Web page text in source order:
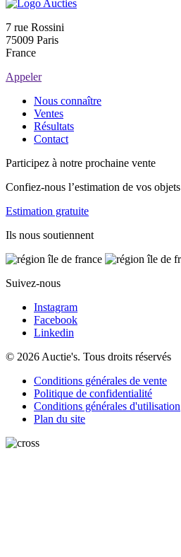
7 rue Rossini
75009 Paris
France
Appeler
Nous connaître
Ventes
Résultats
Contact
Participez à notre prochaine vente
Confiez-nous l’estimation de vos objets
Estimation gratuite
Ils nous soutiennent
Suivez-nous
Instagram
Facebook
Linkedin
© 2026 Auctie's. Tous droits réservés
Conditions générales de vente
Politique de confidentialité
Conditions générales d'utilisation
Plan du site